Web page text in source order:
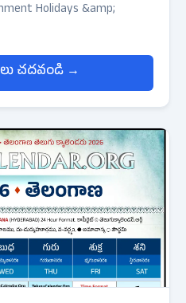
Holidays &amp;
చదవండి →